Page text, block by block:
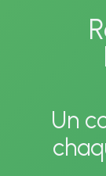
Un